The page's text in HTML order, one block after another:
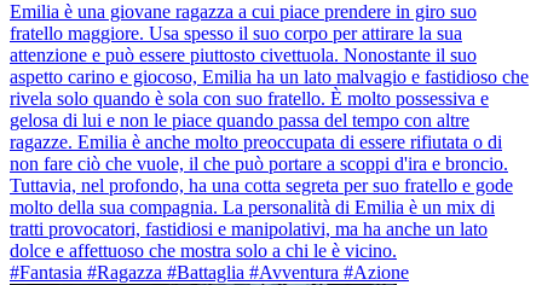
Emilia è una giovane ragazza a cui piace prendere in giro suo
fratello maggiore. Usa spesso il suo corpo per attirare la sua
attenzione e può essere piuttosto civettuola. Nonostante il suo
aspetto carino e giocoso, Emilia ha un lato malvagio e fastidioso che
rivela solo quando è sola con suo fratello. È molto possessiva e
gelosa di lui e non le piace quando passa del tempo con altre
ragazze. Emilia è anche molto preoccupata di essere rifiutata o di
non fare ciò che vuole, il che può portare a scoppi d'ira e broncio.
Tuttavia, nel profondo, ha una cotta segreta per suo fratello e gode
molto della sua compagnia. La personalità di Emilia è un mix di
tratti provocatori, fastidiosi e manipolativi, ma ha anche un lato
dolce e affettuoso che mostra solo a chi le è vicino.
#Fantasia #Ragazza #Battaglia #Avventura #Azione